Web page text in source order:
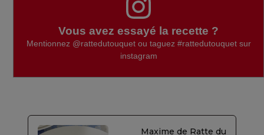
Vous avez essayé la recette ?
Mentionnez @rattedutouquetou taguez #rattedutouquetsur
instagram
Maxime de Ratte du